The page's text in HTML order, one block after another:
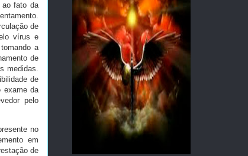
ao fato da
de
vírus e
a
de
medidas.
de
exame da
pelo
no
em
de